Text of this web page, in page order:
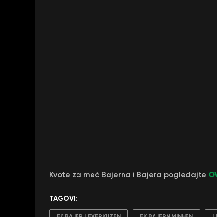
Kvote za meč Bajerna i Bajera pogledajte
TAGOVI: